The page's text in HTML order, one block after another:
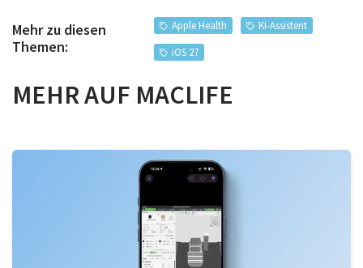
Mehr zu diesen
Themen:
Apple Health
KI-Assistent
iOS 27
MEHR AUF MACLIFE